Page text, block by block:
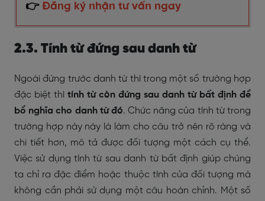
👉 Đăng ký nhận tư vấn ngay
2.3. Tính từ đứng sau danh từ
Ngoài đứng trước danh từ thì trong một số trường hợp
đặc biệt thì tính từ còn đứng sau danh từ bất định để
bổ nghĩa cho danh từ đó. Chức năng của tính từ trong
trường hợp này này là làm cho câu trở nên rõ ràng và
chi tiết hơn, mô tả được đối tượng một cách cụ thể.
Việc sử dụng tính từ sau danh từ bất định giúp chúng
ta chỉ ra đặc điểm hoặc thuộc tính của đối tượng mà
không cần phải sử dụng một câu hoàn chỉnh. Một số